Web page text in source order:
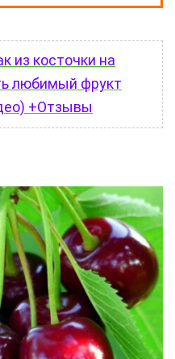
из косточки на
любимый фрукт
+Отзывы